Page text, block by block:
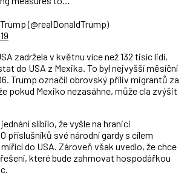
(@realDonaldTrump)
zadržela v květnu více než 132 tisíc lidí,
do USA z Mexika. To byl nejvyšší měsíční
Trump označil obrovský příliv migrantů za
pokud Mexiko nezasáhne, může cla zvýšit
slíbilo, že vyšle na hranici
příslušníků své národní gardy s cílem
do USA. Zároveň však uvedlo, že chce
které bude zahrnovat hospodářkou